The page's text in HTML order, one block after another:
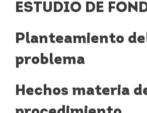
ESTUDIO DE
Planteamiento
problema
Hechos materia